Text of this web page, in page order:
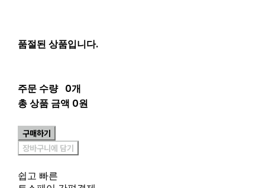
품절된 상품입니다.
주문 수량 0개
총 상품 금액 0원
구매하기
장바구니에 담기
쉽고 빠른